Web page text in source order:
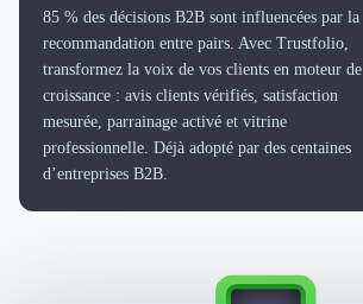
85 % des décisions B2B sont influencées par la
recommandation entre pairs. Avec Trustfolio,
transformez la voix de vos clients en moteur de
croissance : avis clients vérifiés, satisfaction
mesurée, parrainage activé et vitrine
professionnelle. Déjà adopté par des centaines
d’entreprises B2B.